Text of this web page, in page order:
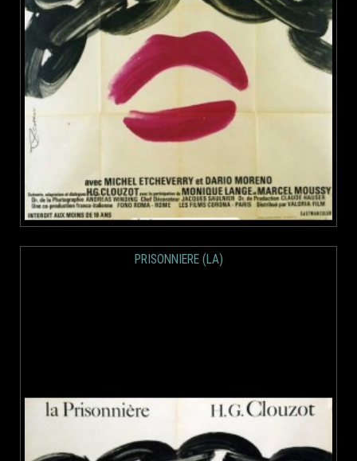
PRISONNIERE (LA)